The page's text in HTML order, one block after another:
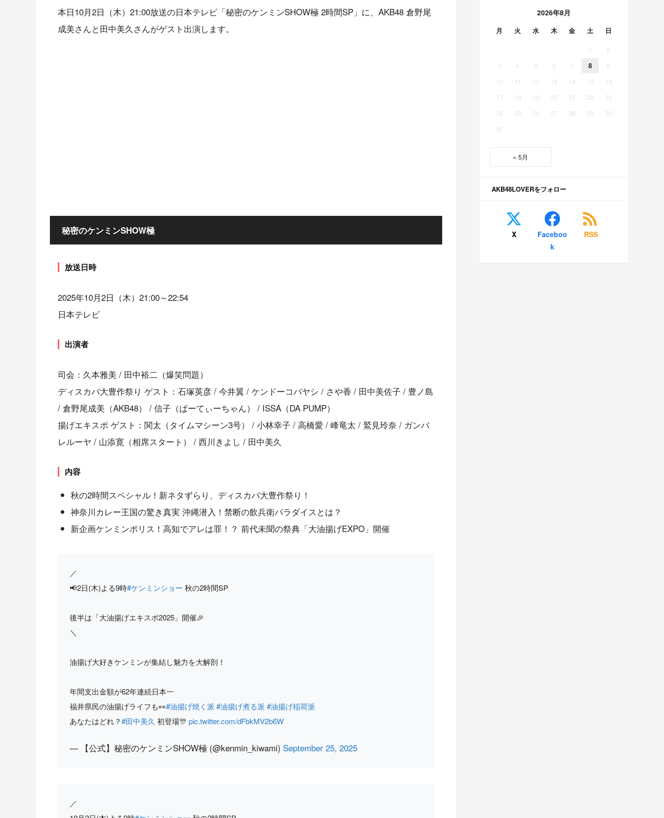
本日10月2日（木）21:00放送の日本テレビ「秘密のケンミンSHOW極 2時間SP」に、AKB48 倉野尾
成美さんと田中美久さんがゲスト出演します。
秘密のケンミンSHOW極
放送日時
2025年10月2日（木）21:00～22:54
日本テレビ
出演者
司会：久本雅美 / 田中裕二（爆笑問題）
ディスカバ大豊作祭り ゲスト：石塚英彦 / 今井翼 / ケンドーコバヤシ / さや香 / 田中美佐子 / 豊ノ島
/ 倉野尾成美（AKB48） / 信子（ぱーてぃーちゃん） / ISSA（DA PUMP）
揚げエキスポ ゲスト：関太（タイムマシーン3号） / 小林幸子 / 高橋愛 / 峰竜太 / 鷲見玲奈 / ガンバ
レルーヤ / 山添寛（相席スタート） / 西川きよし / 田中美久
内容
秋の2時間スペシャル！新ネタずらり、ディスカバ大豊作祭り！
神奈川カレー王国の驚き真実 沖縄潜入！禁断の飲兵衛パラダイスとは？
新企画ケンミンポリス！高知でアレは罪！？ 前代未聞の祭典「大油揚げEXPO」開催
／
📢2日(木)よる9時#ケンミンショー 秋の2時間SP
後半は「大油揚げエキスポ2025」開催🎉
＼
油揚げ大好きケンミンが集結し魅力を大解剖！
年間支出金額が62年連続日本一
福井県民の油揚げライフも👀#油揚げ焼く派 #油揚げ煮る派 #油揚げ稲荷派
あなたはどれ？#田中美久 初登場🎊 pic.twitter.com/dFbkMV2b6W
— 【公式】秘密のケンミンSHOW極 (@kenmin_kiwami) September 25, 2025
／
2026年8月
月 火 水 木 金 土 日
1
2
3
4 5 6 7 8
9
10
11 12 13 14 15
16
17
18 19 20 21 22
23
24
25 26 27 28 29
30
31
« 5月
AKB48LOVERをフォロー
X
Faceboo
k
RSS